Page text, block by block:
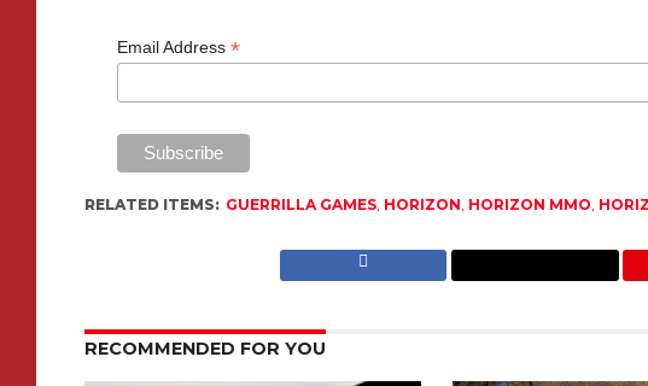
Email Address*
RELATED ITEMS: GUERRILLA GAMES HORIZON HORIZON MMO
RECOMMENDED FOR YOU